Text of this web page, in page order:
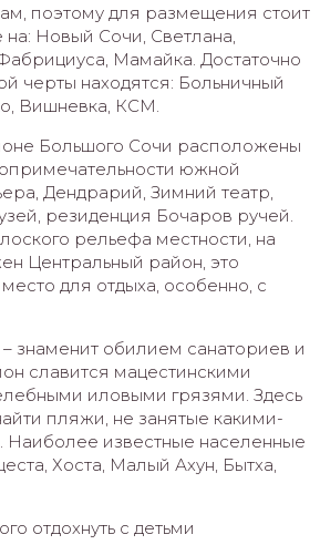
поэтому для размещения стоит
на: Новый Сочи, Светлана,
Мамайка. Достаточно
черты находятся: Больничный
Вишневка, КСМ.
Большого Сочи расположены
южной
Дендрарий, Зимний театр,
резиденция Бочаров ручей.
рельефа местности, на
Центральный район, это
для отдыха, особенно, с
– знаменит обилием санаториев и
славится мацестинскими
иловыми грязями. Здесь
пляжи, не занятые какими-
Наиболее известные населенные
Хоста, Малый Ахун, Бытха,